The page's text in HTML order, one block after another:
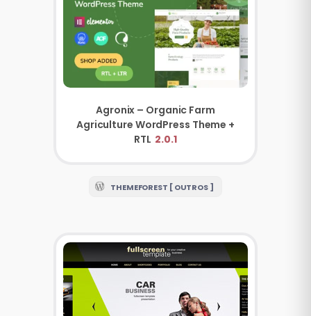
Agronix – Organic Farm
Agriculture WordPress Theme +
RTL 2.0.1
THEMEFOREST [ OUTROS ]